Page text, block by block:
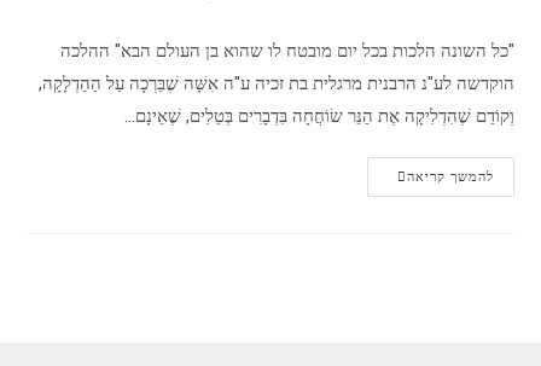
"כל השונה הלכות בכל יום מובטח לו שהוא בן העולם הבא" ההלכה
הוקדשה לע"נ הרבנית מרגלית בת זכיה ע"ה אִשָּׁה שֶׁבֵּרְכָה עַל הַהַדְלָקָה,
וְקוֹדֵם שֶׁהִדְלִיקָה אֶת הַנֵּר שׂוֹחֲחָה בִּדְבָרִים בְּטֵלִים, שֶׁאֵינָם…
להמשך קריאה